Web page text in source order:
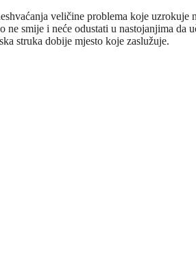
veličine problema koje uzrokuje
ne smije i neće odustati u nastojanjima da
struka dobije mjesto koje zaslužuje.